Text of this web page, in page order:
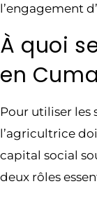
l’engagement
À quoi
en
Pour utiliser les
l’agricultrice
capital social
deux rôles